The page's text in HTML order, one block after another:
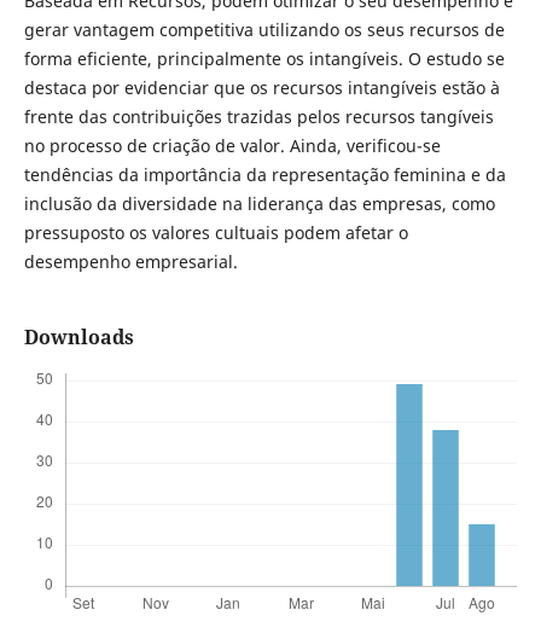
gerar vantagem competitiva utilizando os seus recursos de
forma eficiente, principalmente os intangíveis. O estudo se
destaca por evidenciar que os recursos intangíveis estão à
frente das contribuições trazidas pelos recursos tangíveis
no processo de criação de valor. Ainda, verificou-se
tendências da importância da representação feminina e da
inclusão da diversidade na liderança das empresas, como
pressuposto os valores cultuais podem afetar o
desempenho empresarial.
Downloads